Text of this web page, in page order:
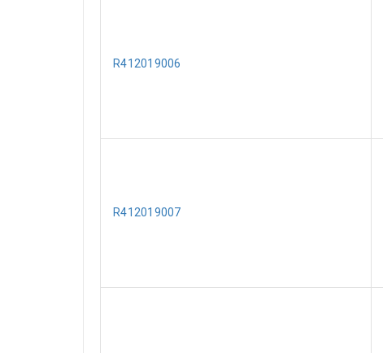
R412019006
R412019007